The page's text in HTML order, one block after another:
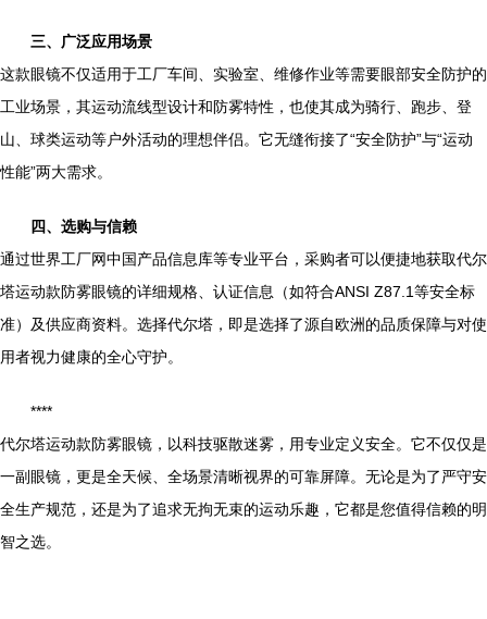
三、广泛应用场景
这款眼镜不仅适用于工厂车间、实验室、维修作业等需要眼部安全防护的
工业场景，其运动流线型设计和防雾特性，也使其成为骑行、跑步、登
山、球类运动等户外活动的理想伴侣。它无缝衔接了“安全防护”与“运动
性能”两大需求。
四、选购与信赖
通过世界工厂网中国产品信息库等专业平台，采购者可以便捷地获取代尔
塔运动款防雾眼镜的详细规格、认证信息（如符合ANSI Z87.1等安全标
准）及供应商资料。选择代尔塔，即是选择了源自欧洲的品质保障与对使
用者视力健康的全心守护。
****
代尔塔运动款防雾眼镜，以科技驱散迷雾，用专业定义安全。它不仅仅是
一副眼镜，更是全天候、全场景清晰视界的可靠屏障。无论是为了严守安
全生产规范，还是为了追求无拘无束的运动乐趣，它都是您值得信赖的明
智之选。